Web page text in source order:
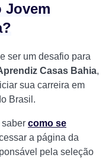
Jovem
ser um desafio para
Casas Bahia,
sua carreira em
Brasil.
como se
a página da
pela seleção